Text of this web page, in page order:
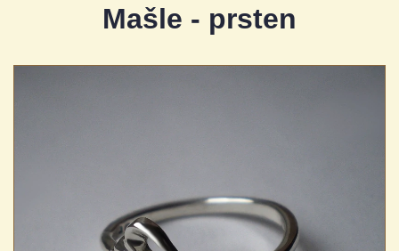
Mašle - prsten